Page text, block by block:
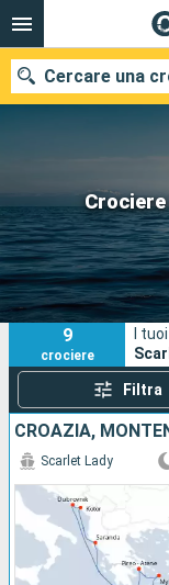
Cercare una
Le nostre
Mesi di partenza
Porti
9
crociere
I
Filtra
Scarlet Lady